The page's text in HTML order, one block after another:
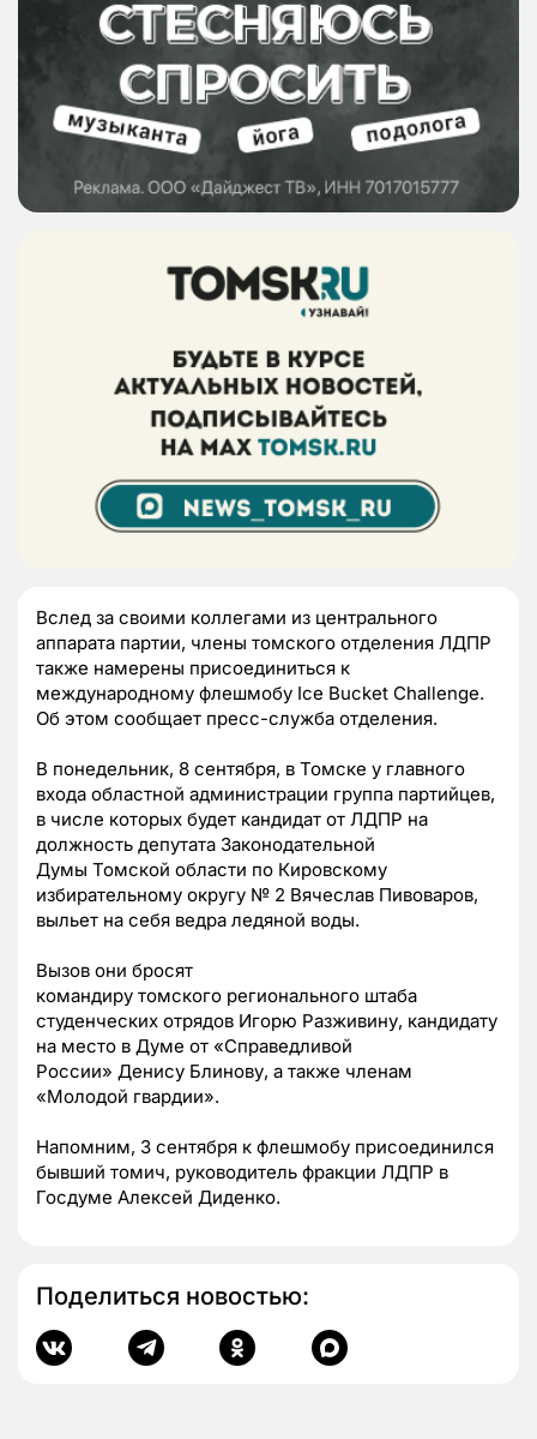
Вслед за своими коллегами из центрального
аппарата партии, члены томского отделения ЛДПР
также намерены присоединиться к
международному флешмобу Ice Bucket Challenge.
Об этом сообщает пресс-служба отделения.
В понедельник, 8 сентября, в Томске у главного
входа областной администрации группа партийцев,
в числе которых будет кандидат от ЛДПР на
должность депутата Законодательной
Думы Томской области по Кировскому
избирательному округу № 2 Вячеслав Пивоваров,
выльет на себя ведра ледяной воды.
Вызов они бросят
командиру томского регионального штаба
студенческих отрядов Игорю Разживину, кандидату
на место в Думе от «Справедливой
России» Денису Блинову, а также членам
«Молодой гвардии».
Напомним, 3 сентября к флешмобу присоединился
бывший томич, руководитель фракции ЛДПР в
Госдуме Алексей Диденко.
Поделиться новостью: